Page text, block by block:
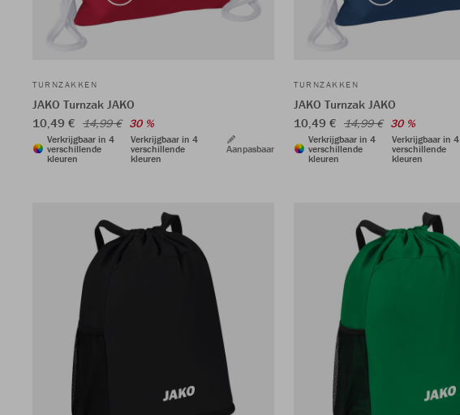
TURNZAKKEN
JAKO Turnzak JAKO
10,49 € 14,99 € 30 %
Verkrijgbaar in 4
verschillende
kleuren
Verkrijgbaar in 4
verschillende
kleuren
Aanpasbaar
TURNZAKKEN
JAKO Turnzak JAKO
10,49 € 14,99 € 30 %
Verkrijgbaar in 4
verschillende
kleuren
Verkrijgbaar in 4
verschillende
kleuren